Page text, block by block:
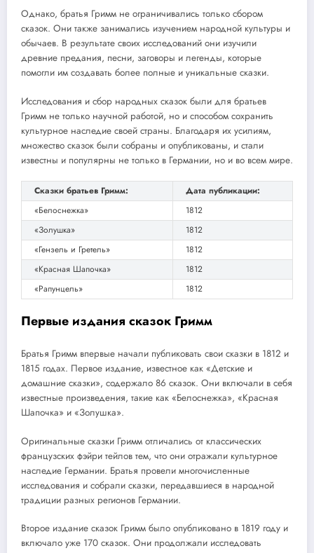
Однако, братья Гримм не ограничивались только сбором
сказок. Они также занимались изучением народной культуры и
обычаев. В результате своих исследований они изучили
древние предания, песни, заговоры и легенды, которые
помогли им создавать более полные и уникальные сказки.
Исследования и сбор народных сказок были для братьев
Гримм не только научной работой, но и способом сохранить
культурное наследие своей страны. Благодаря их усилиям,
множество сказок были собраны и опубликованы, и стали
известны и популярны не только в Германии, но и во всем мире.
Сказки братьев Гримм:
Дата публикации:
«Белоснежка»
1812
«Золушка»
1812
«Гензель и Гретель»
1812
«Красная Шапочка»
1812
«Рапунцель»
1812
Первые издания сказок Гримм
Братья Гримм впервые начали публиковать свои сказки в 1812 и
1815 годах. Первое издание, известное как «Детские и
домашние сказки», содержало 86 сказок. Они включали в себя
известные произведения, такие как «Белоснежка», «Красная
Шапочка» и «Золушка».
Оригинальные сказки Гримм отличались от классических
французских фэйри тейлов тем, что они отражали культурное
наследие Германии. Братья провели многочисленные
исследования и собрали сказки, передавшиеся в народной
традиции разных регионов Германии.
Второе издание сказок Гримм было опубликовано в 1819 году и
включало уже 170 сказок. Они продолжали исследовать